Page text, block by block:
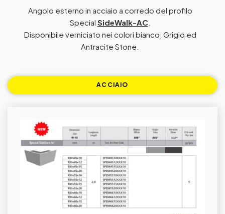
Angolo esterno in acciaio a corredo del profilo
Special SideWalk-AC
Disponibile verniciato nei colori bianco, Grigio ed
Antracite Stone.
ACCIAIO